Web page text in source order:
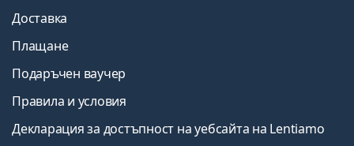
Доставка
Плащане
Подаръчен ваучер
Правила и условия
Декларация за достъпност на уебсайта на Lentiamo